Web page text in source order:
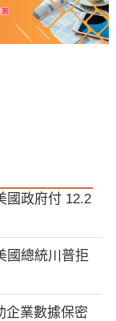
國政府付 12.2
國總統川普拒
企業數據保密